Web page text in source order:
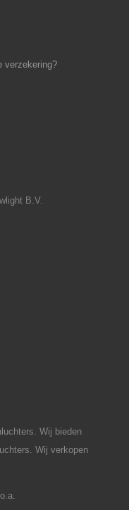
verzekering?
B.V.
Wij bieden
Wij verkopen